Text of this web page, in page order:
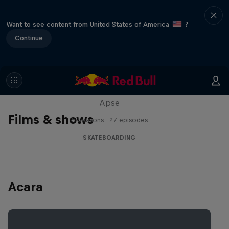
Want to see content from United States of America
?
Continue
Films & shows
Skate Tales
Apse
5 Seasons · 27 episodes
SKATEBOARDING
Acara